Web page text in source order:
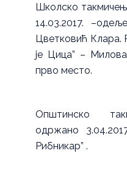
Школско
14.03.2017.
Цветковић Клара.
је Цица” –
прво место.
Општинско
одржано
Рибникар” .